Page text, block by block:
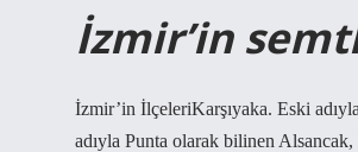
İzmir’in
İzmir’in İlçeleriKarşıyaka. Eski
adıyla Punta olarak bilinen